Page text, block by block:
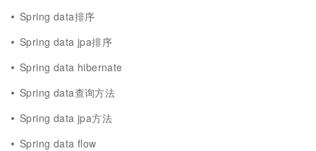
Spring data排序
Spring data jpa排序
Spring data hibernate
Spring data查询方法
Spring data jpa方法
Spring data flow